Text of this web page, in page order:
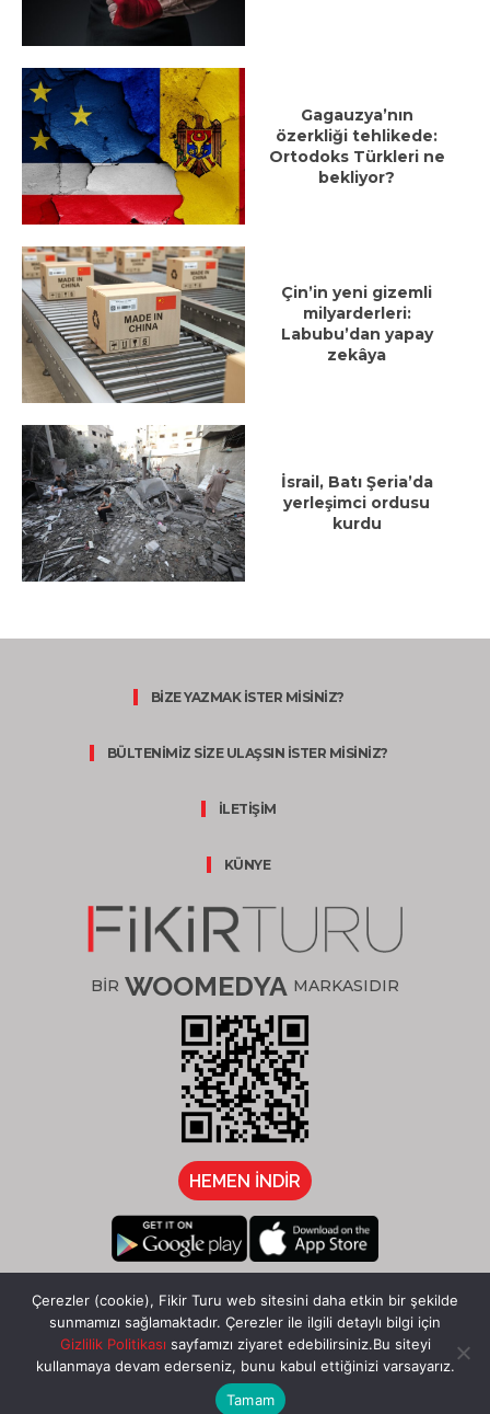
Gagauzya’nın
özerkliği tehlikede:
Ortodoks Türkleri ne
bekliyor?
Çin’in yeni gizemli
milyarderleri:
Labubu’dan yapay
zekâya
İsrail, Batı Şeria’da
yerleşimci ordusu
kurdu
BİZE YAZMAK İSTER MİSİNİZ?
BÜLTENİMİZ SİZE ULAŞSIN İSTER MİSİNİZ?
İLETİŞİM
KÜNYE
BİR WOOMEDYA MARKASIDIR
HEMEN İNDİR
Çerezler (cookie), Fikir Turu web sitesini daha etkin bir şekilde
sunmamızı sağlamaktadır. Çerezler ile ilgili detaylı bilgi için
Gizlilik Politikası sayfamızı ziyaret edebilirsiniz.Bu siteyi
kullanmaya devam ederseniz, bunu kabul ettiğinizi varsayarız.
Tamam